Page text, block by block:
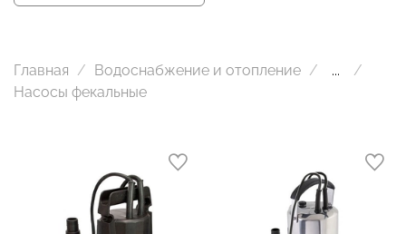
Главная Водоснабжение и отопление
...
Насосы фекальные